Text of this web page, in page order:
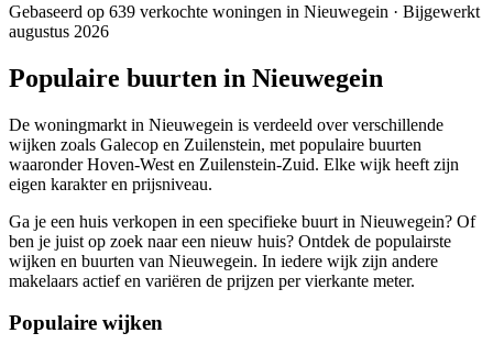
Gebaseerd op 639 verkochte woningen in Nieuwegein · Bijgewerkt
augustus 2026
Populaire buurten in Nieuwegein
De woningmarkt in Nieuwegein is verdeeld over verschillende
wijken zoals Galecop en Zuilenstein, met populaire buurten
waaronder Hoven-West en Zuilenstein-Zuid. Elke wijk heeft zijn
eigen karakter en prijsniveau.
Ga je een huis verkopen in een specifieke buurt in Nieuwegein? Of
ben je juist op zoek naar een nieuw huis? Ontdek de populairste
wijken en buurten van Nieuwegein. In iedere wijk zijn andere
makelaars actief en variëren de prijzen per vierkante meter.
Populaire wijken